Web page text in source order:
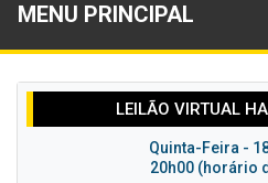
MENU PRINCIPAL
LEILÃO VIRTUAL
Quinta-Feira -
20h00 (horário